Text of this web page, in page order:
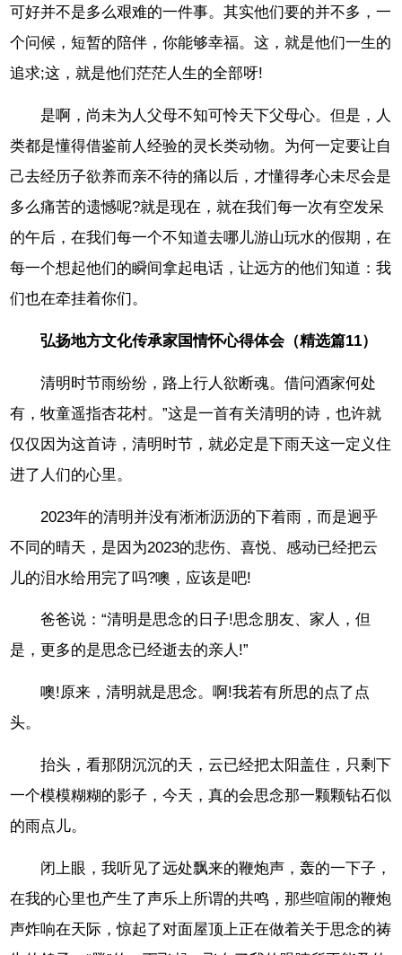
可好并不是多么艰难的一件事。其实他们要的并不多，一
个问候，短暂的陪伴，你能够幸福。这，就是他们一生的
追求;这，就是他们茫茫人生的全部呀!
是啊，尚未为人父母不知可怜天下父母心。但是，人
类都是懂得借鉴前人经验的灵长类动物。为何一定要让自
己去经历子欲养而亲不待的痛以后，才懂得孝心未尽会是
多么痛苦的遗憾呢?就是现在，就在我们每一次有空发呆
的午后，在我们每一个不知道去哪儿游山玩水的假期，在
每一个想起他们的瞬间拿起电话，让远方的他们知道：我
们也在牵挂着你们。
弘扬地方文化传承家国情怀心得体会（精选篇11）
清明时节雨纷纷，路上行人欲断魂。借问酒家何处
有，牧童遥指杏花村。”这是一首有关清明的诗，也许就
仅仅因为这首诗，清明时节，就必定是下雨天这一定义住
进了人们的心里。
2023年的清明并没有淅淅沥沥的下着雨，而是迥乎
不同的晴天，是因为2023的悲伤、喜悦、感动已经把云
儿的泪水给用完了吗?噢，应该是吧!
爸爸说：“清明是思念的日子!思念朋友、家人，但
是，更多的是思念已经逝去的亲人!”
噢!原来，清明就是思念。啊!我若有所思的点了点
头。
抬头，看那阴沉沉的天，云已经把太阳盖住，只剩下
一个模模糊糊的影子，今天，真的会思念那一颗颗钻石似
的雨点儿。
闭上眼，我听见了远处飘来的鞭炮声，轰的一下子，
在我的心里也产生了声乐上所谓的共鸣，那些喧闹的鞭炮
声炸响在天际，惊起了对面屋顶上正在做着关于思念的祷